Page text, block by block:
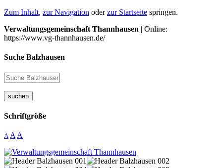
Zum Inhalt, zur Navigation oderzur Startseite springen.
Verwaltungsgemeinschaft Thannhausen | Online:
https://www.vg-thannhausen.de/
Suche Balzhausen
suchen
Schriftgröße
A A A